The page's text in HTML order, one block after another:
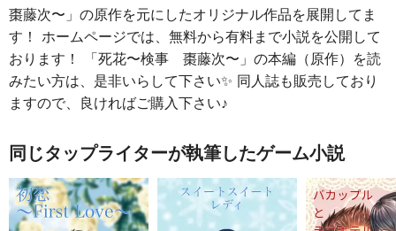
棗藤次〜」の原作を元にしたオリジナル作品を展開してま
す！ ホームページでは、無料から有料まで小説を公開して
おります！ 「死花〜検事 棗藤次〜」の本編（原作）を読
みたい方は、是非いらして下さい✨ 同人誌も販売しており
ますので、良ければご購入下さい♪
同じタップライターが執筆したゲーム小説